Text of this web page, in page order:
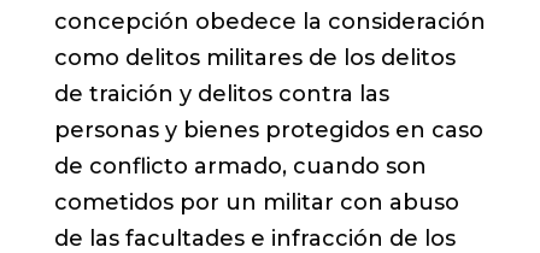
concepción obedece la consideración
como delitos militares de los delitos
de traición y delitos contra las
personas y bienes protegidos en caso
de conflicto armado, cuando son
cometidos por un militar con abuso
de las facultades e infracción de los